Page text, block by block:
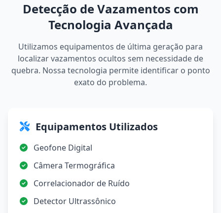
Detecção de Vazamentos com
Tecnologia Avançada
Utilizamos equipamentos de última geração para
localizar vazamentos ocultos sem necessidade de
quebra. Nossa tecnologia permite identificar o ponto
exato do problema.
Equipamentos Utilizados
Geofone Digital
Câmera Termográfica
Correlacionador de Ruído
Detector Ultrassônico